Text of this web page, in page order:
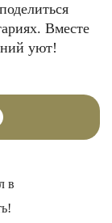
Вместе
уют!
в